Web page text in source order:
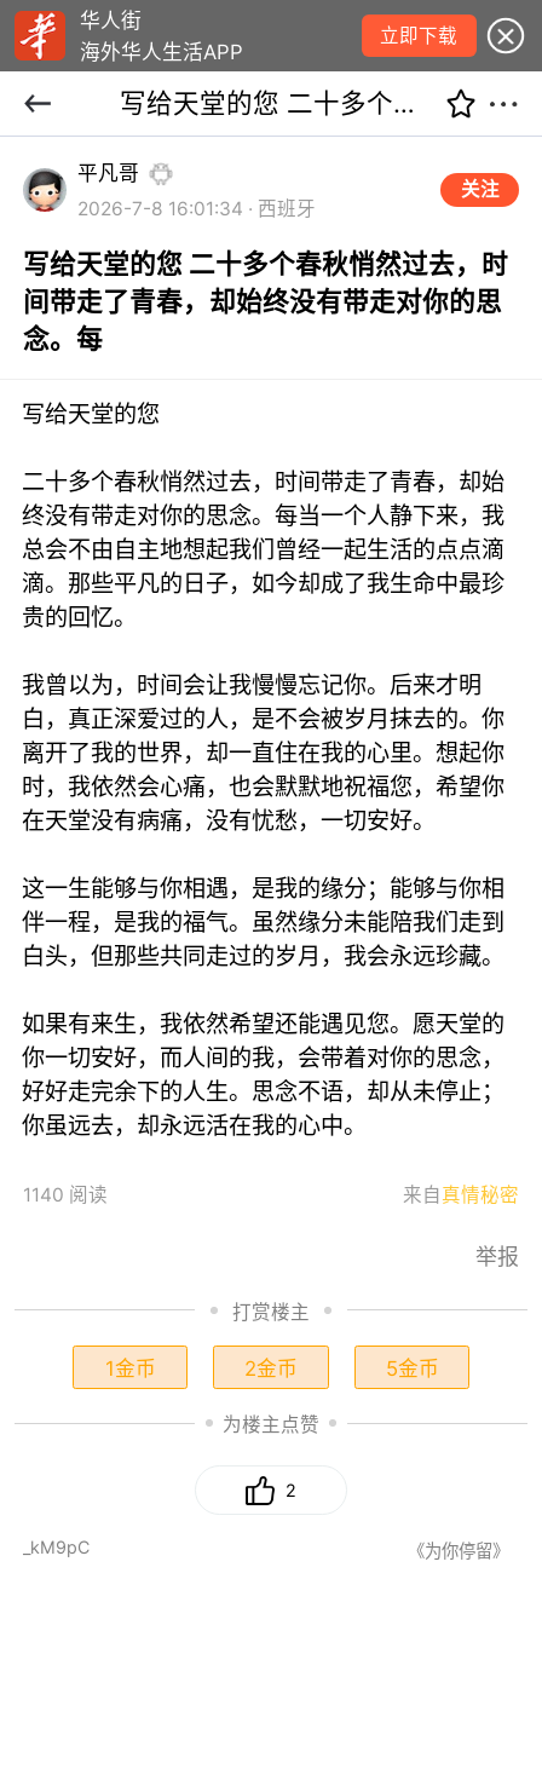
华人街
海外华人生活APP
立即下载
写给天堂的您 二十多个春秋悄然过去，时间带走了青春，却始终没有带走对你的思念。每
平凡哥
2026-7-8 16:01:34 · 西班牙
关注
写给天堂的您 二十多个春秋悄然过去，时
间带走了青春，却始终没有带走对你的思
念。每
写给天堂的您
二十多个春秋悄然过去，时间带走了青春，却始
终没有带走对你的思念。每当一个人静下来，我
总会不由自主地想起我们曾经一起生活的点点滴
滴。那些平凡的日子，如今却成了我生命中最珍
贵的回忆。
我曾以为，时间会让我慢慢忘记你。后来才明
白，真正深爱过的人，是不会被岁月抹去的。你
离开了我的世界，却一直住在我的心里。想起你
时，我依然会心痛，也会默默地祝福您，希望你
在天堂没有病痛，没有忧愁，一切安好。
这一生能够与你相遇，是我的缘分；能够与你相
伴一程，是我的福气。虽然缘分未能陪我们走到
白头，但那些共同走过的岁月，我会永远珍藏。
如果有来生，我依然希望还能遇见您。愿天堂的
你一切安好，而人间的我，会带着对你的思念，
好好走完余下的人生。思念不语，却从未停止；
你虽远去，却永远活在我的心中。
1140 阅读 来自真情秘密
举报
打赏楼主
1金币 2金币 5金币
为楼主点赞
2
_kM9pC 《为你停留》